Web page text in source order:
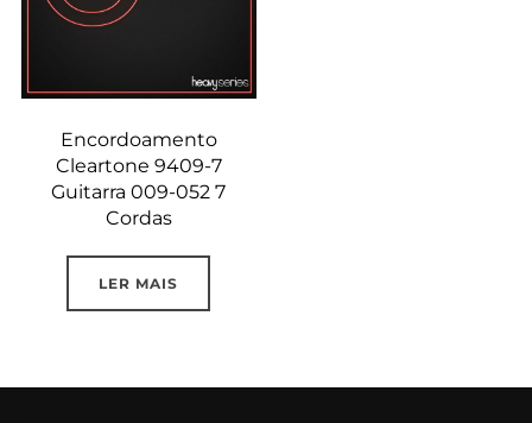
Encordoamento
Cleartone 9409-7
Guitarra 009-052 7
Cordas
LER MAIS